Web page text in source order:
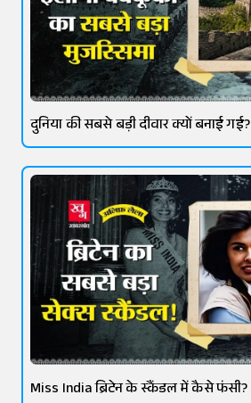
दुनिया की सबसे बड़ी दीवार क्यों बनाई गई?
Miss India ब्रिटेन के स्कैंडल में कैसे फंसी?